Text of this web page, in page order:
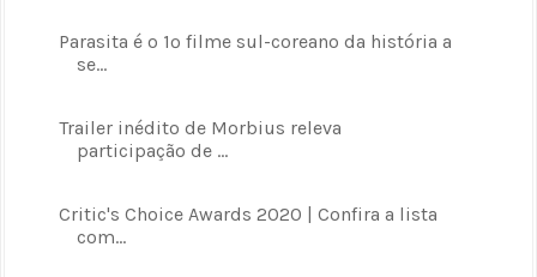
Parasita é o 1º filme sul-coreano da história a
se...
Trailer inédito de Morbius releva
participação de ...
Critic's Choice Awards 2020 | Confira a lista
com...